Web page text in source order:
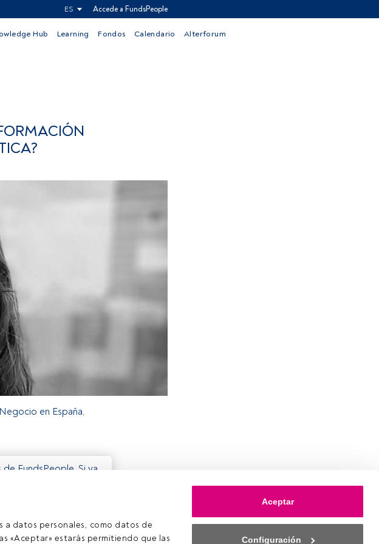
a datos personales, como datos de
«Aceptar» estarás permitiendo que las
Aceptar
Configuración
ES Accede a FundsPeople
Hub Learning Fondos Calendario Alterforum
en España,
FundsPeople. Si ya
FundsPeople.